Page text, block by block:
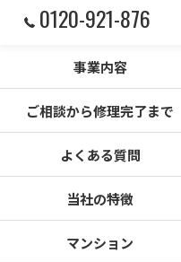
0120-921-876
事業内容
ご相談から修理完了まで
よくある質問
当社の特徴
マンション